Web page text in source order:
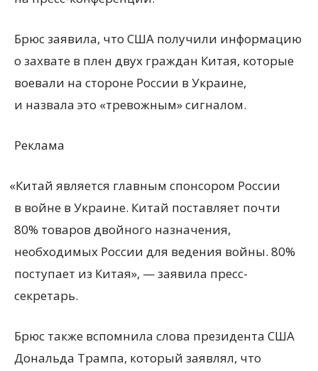
Брюс заявила, что США получили информацию
о захвате в плен двух граждан Китая, которые
воевали на стороне России в Украине,
и назвала это «тревожным» сигналом.
Реклама
«Китай является главным спонсором России
в войне в Украине. Китай поставляет почти
80% товаров двойного назначения,
необходимых России для ведения войны. 80%
поступает из Китая», — заявила пресс-
секретарь.
Брюс также вспомнила слова президента США
Дональда Трампа, который заявлял, что